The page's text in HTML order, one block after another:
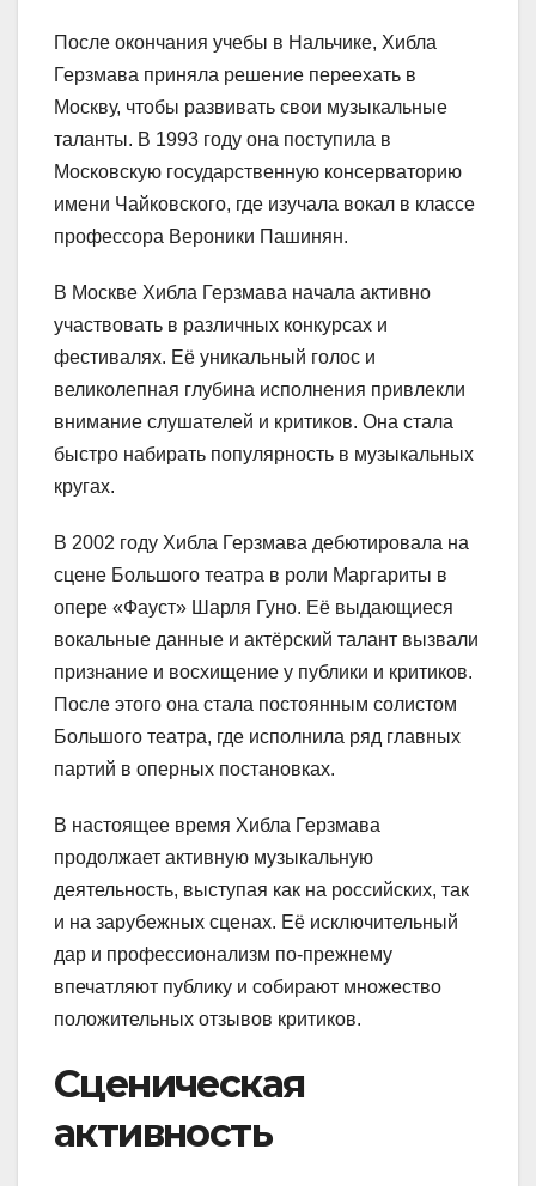
После окончания учебы в Нальчике, Хибла
Герзмава приняла решение переехать в
Москву, чтобы развивать свои музыкальные
таланты. В 1993 году она поступила в
Московскую государственную консерваторию
имени Чайковского, где изучала вокал в классе
профессора Вероники Пашинян.
В Москве Хибла Герзмава начала активно
участвовать в различных конкурсах и
фестивалях. Её уникальный голос и
великолепная глубина исполнения привлекли
внимание слушателей и критиков. Она стала
быстро набирать популярность в музыкальных
кругах.
В 2002 году Хибла Герзмава дебютировала на
сцене Большого театра в роли Маргариты в
опере «Фауст» Шарля Гуно. Её выдающиеся
вокальные данные и актёрский талант вызвали
признание и восхищение у публики и критиков.
После этого она стала постоянным солистом
Большого театра, где исполнила ряд главных
партий в оперных постановках.
В настоящее время Хибла Герзмава
продолжает активную музыкальную
деятельность, выступая как на российских, так
и на зарубежных сценах. Её исключительный
дар и профессионализм по-прежнему
впечатляют публику и собирают множество
положительных отзывов критиков.
Сценическая
активность